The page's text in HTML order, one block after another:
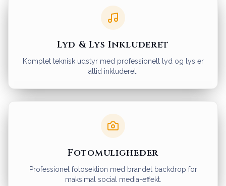
Lyd & Lys Inkluderet
Komplet teknisk udstyr med professionelt lyd og lys er
altid inkluderet.
Fotomuligheder
Professionel fotosektion med brandet backdrop for
maksimal social media-effekt.